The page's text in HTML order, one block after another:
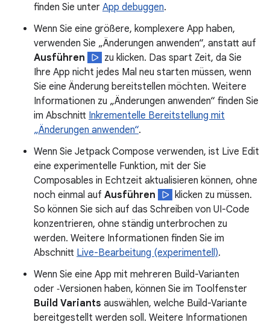
finden Sie unter App debuggen.
Wenn Sie eine größere, komplexere App haben,
verwenden Sie „Änderungen anwenden“, anstatt auf
Ausführen
zu klicken. Das spart Zeit, da Sie
Ihre App nicht jedes Mal neu starten müssen, wenn
Sie eine Änderung bereitstellen möchten. Weitere
Informationen zu „Änderungen anwenden“ finden Sie
im Abschnitt Inkrementelle Bereitstellung mit
„Änderungen anwenden“.
Wenn Sie Jetpack Compose verwenden, ist Live Edit
eine experimentelle Funktion, mit der Sie
Composables in Echtzeit aktualisieren können, ohne
noch einmal auf Ausführen
klicken zu müssen.
So können Sie sich auf das Schreiben von UI-Code
konzentrieren, ohne ständig unterbrochen zu
werden. Weitere Informationen finden Sie im
Abschnitt Live-Bearbeitung (experimentell).
Wenn Sie eine App mit mehreren Build-Varianten
oder ‑Versionen haben, können Sie im Toolfenster
Build Variants auswählen, welche Build-Variante
bereitgestellt werden soll. Weitere Informationen